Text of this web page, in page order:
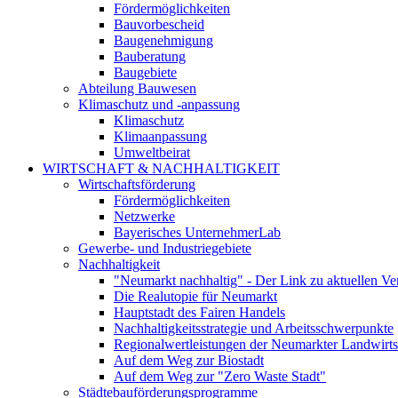
Fördermöglichkeiten
Bauvorbescheid
Baugenehmigung
Bauberatung
Baugebiete
Abteilung Bauwesen
Klimaschutz und -anpassung
Klimaschutz
Klimaanpassung
Umweltbeirat
WIRTSCHAFT & NACHHALTIGKEIT
Wirtschaftsförderung
Fördermöglichkeiten
Netzwerke
Bayerisches UnternehmerLab
Gewerbe- und Industriegebiete
Nachhaltigkeit
"Neumarkt nachhaltig" - Der Link zu aktuellen
Die Realutopie für Neumarkt
Hauptstadt des Fairen Handels
Nachhaltigkeitsstrategie und Arbeitsschwerpunkte
Regionalwertleistungen der Neumarkter
Auf dem Weg zur Biostadt
Auf dem Weg zur "Zero Waste Stadt"
Städtebauförderungsprogramme